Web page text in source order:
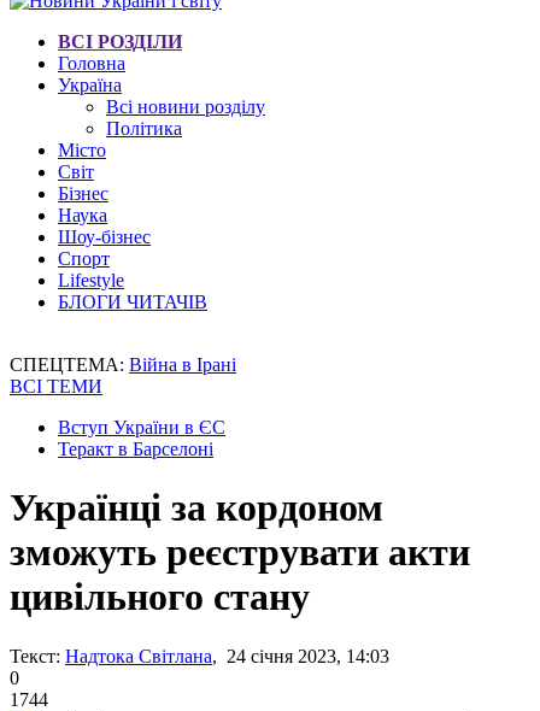
ВСІ РОЗДІЛИ
Головна
Україна
Всі новини розділу
Політика
Місто
Світ
Бізнес
Наука
Шоу-бізнес
Спорт
Lifestyle
БЛОГИ ЧИТАЧІВ
СПЕЦТЕМА: Війна в Ірані
ВСІ ТЕМИ
Вступ України в ЄС
Теракт в Барселоні
Українці за кордоном
зможуть реєструвати акти
цивільного стану
Текст: Надтока Світлана, 24 січня 2023, 14:03
0
1744